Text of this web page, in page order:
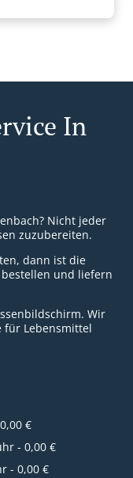
In
Nicht jeder
zuzubereiten.
dann ist die
bestellen und liefern
Wir
für Lebensmittel
€
- 0,00 €
- 0,00 €